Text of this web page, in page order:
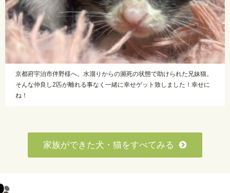
京都府宇治市伴野様へ。水溜りからの瀕死の状態で助けられた兄妹猫。
そんな仲良し2匹が離れる事なく一緒に幸せゲット致しました！幸せに
ね！
家族ができた犬・猫をすべてみる